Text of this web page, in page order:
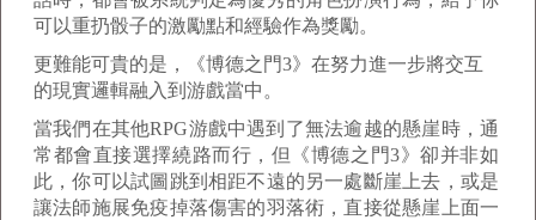
可以重扔骰子的激勵點和經驗作為獎勵。
更難能可貴的是，《博德之門3》在努力進一步將交互
的現實邏輯融入到游戲當中。
當我們在其他RPG游戲中遇到了無法逾越的懸崖時，通
常都會直接選擇繞路而行，但《博德之門3》卻并非如
此，你可以試圖跳到相距不遠的另一處斷崖上去，或是
讓法師施展免疫掉落傷害的羽落術，直接從懸崖上面一